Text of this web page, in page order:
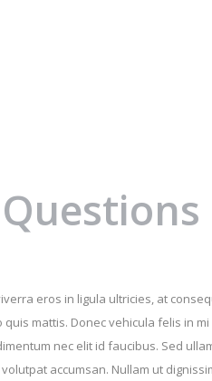
eros in ligula ultricies, at
quis mattis. Donec vehicula felis in
nec elit id faucibus. Sed
accumsan. Nullam ut